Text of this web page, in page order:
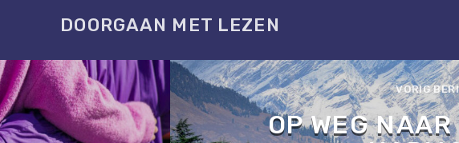
DOORGAAN MET LEZEN
VORIG
OP WEG